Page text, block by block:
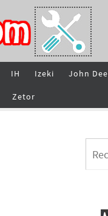
IH Izeki John
Zetor